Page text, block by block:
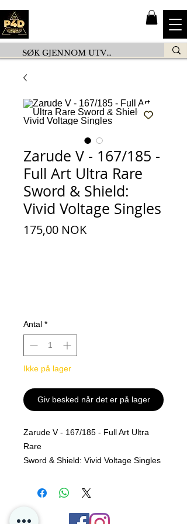
Zarude V - 167/185 -
Full Art Ultra Rare
Sword & Shield:
Vivid Voltage Singles
175,00 NOKPris
Antal *
Ikke på lager
Giv besked når det er på lager
Zarude V - 167/185 - Full Art Ultra
Rare
Sword & Shield: Vivid Voltage Singles
Sword & Shield: Vivid Voltage